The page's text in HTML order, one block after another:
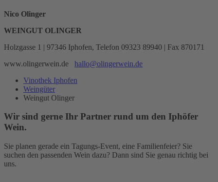
Nico Olinger
WEINGUT OLINGER
Holzgasse 1 | 97346 Iphofen, Telefon 09323 89940 | Fax 870171
www.olingerwein.de hallo@olingerwein.de
Vinothek Iphofen
Weingüter
Weingut Olinger
Wir sind gerne Ihr Partner rund um den Iphöfer
Wein.
Sie planen gerade ein Tagungs-Event, eine Familienfeier? Sie
suchen den passenden Wein dazu? Dann sind Sie genau richtig bei
uns.